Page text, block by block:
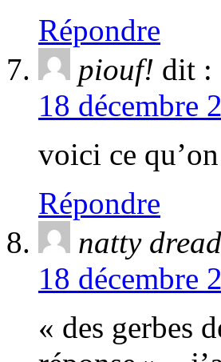
Répondre
piouf! dit :
18 décembre
voici ce
Répondre
natty dread
18 décembre
« des gerbes